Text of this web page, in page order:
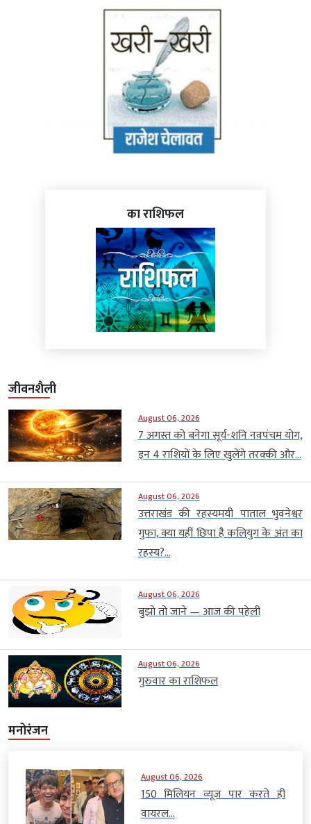
का राशिफल
जीवनशैली
August 06, 2026
7 अगस्त को बनेगा सूर्य-शनि नवपंचम योग,
इन 4 राशियों के लिए खुलेंगे तरक्की और...
August 06, 2026
उत्तराखंड की रहस्यमयी पाताल भुवनेश्वर
गुफा, क्या यहीं छिपा है कलियुग के अंत का
रहस्य?...
August 06, 2026
बुझो तो जाने — आज की पहेली
August 06, 2026
गुरुवार का राशिफल
मनोरंजन
August 06, 2026
150 मिलियन व्यूज पार करते ही
वायरल...